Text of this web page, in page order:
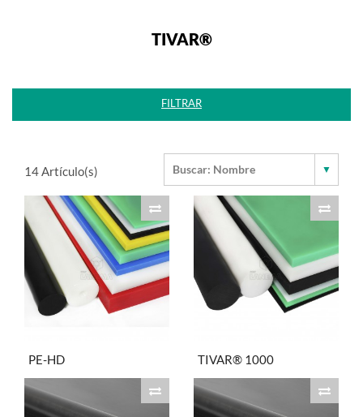
TIVAR®
FILTRAR
14Artículo(s)
PE-HD TIVAR® 1000